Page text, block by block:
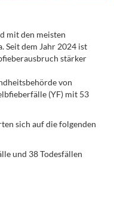
mit den meisten
Seit dem Jahr 2024 ist
stärker
von
(YF) mit 53
sich auf die folgenden
und 38 Todesfällen